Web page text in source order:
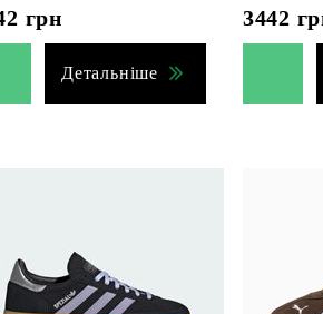
грн
Детальніше
3442